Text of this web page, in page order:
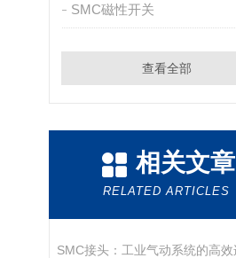
SMC磁性开关
查看全部
相关文章
RELATED ARTICLES